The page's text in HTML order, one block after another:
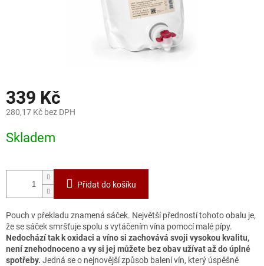
339 Kč
280,17 Kč bez DPH
cena:
Skladem
Přidat do košíku
Pouch v překladu znamená sáček. Největší předností tohoto obalu je,
že se sáček smršťuje spolu s vytáčením vína pomocí malé pípy.
Nedochází tak k oxidaci a víno si zachovává svoji vysokou kvalitu,
není znehodnoceno a vy si jej můžete bez obav užívat až do úplné
spotřeby. Jedná se o nejnovější způsob balení vín, který úspěšně